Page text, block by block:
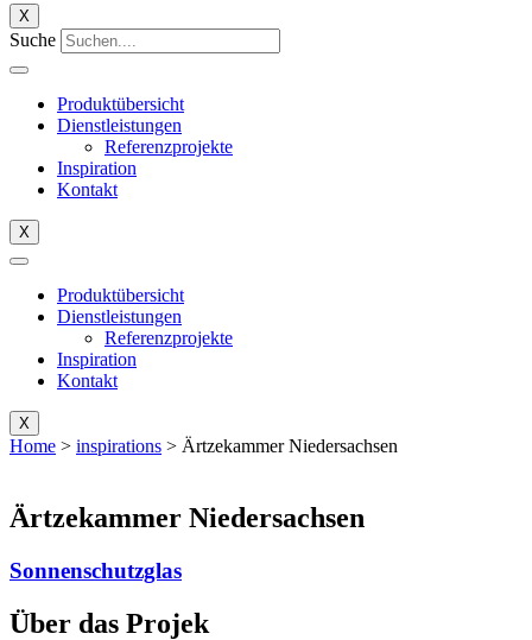
X
Suche
Produktübersicht
Dienstleistungen
Referenzprojekte
Inspiration
Kontakt
X
Produktübersicht
Dienstleistungen
Referenzprojekte
Inspiration
Kontakt
X
Home > inspirations > Ärtzekammer Niedersachsen
Ärtzekammer Niedersachsen
Sonnenschutzglas
Über das Projek